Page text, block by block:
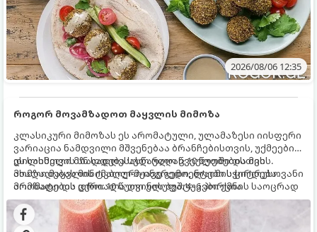
2026/08/06 12:35
როგორ მოვამზადოთ მაყვლის მიმოზა
კლასიკური მიმოზას ეს არომატული, ულამაზესი იისფერი
ვარიაცია ნამდვილი მშვენებაა ბრანჩებისთვის, უქმეების
დილისთვის ან სადღესასწაულო წვეულებებისთვის.
ახალი მაყვლის ტკბილ-მჟავე გემო, ლაიმის ციტრუსოვანი
არომატი და ცქრიალა ღვინის ბუშტუკები ქმნის საოცრად
დახვეწილ და მაგრილებელ კოქტეილს.
ეს სასმელი მზადდება სულ რაღაც 10 წუთში და მის
მომზადებას მინიმალური ინგრედიენტები სჭირდება.
მომზადების დრო: 10 წუთი ულუფა: 4–6 პორცია